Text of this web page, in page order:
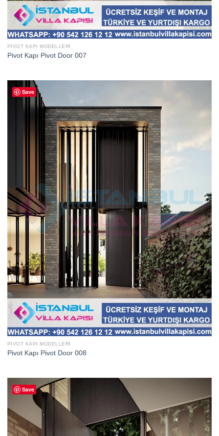
PIVOT KAPI MODELLERI
Pivot Kapı Pivot Door 007
Save
PIVOT KAPI MODELLERI
Pivot Kapı Pivot Door 008
Save